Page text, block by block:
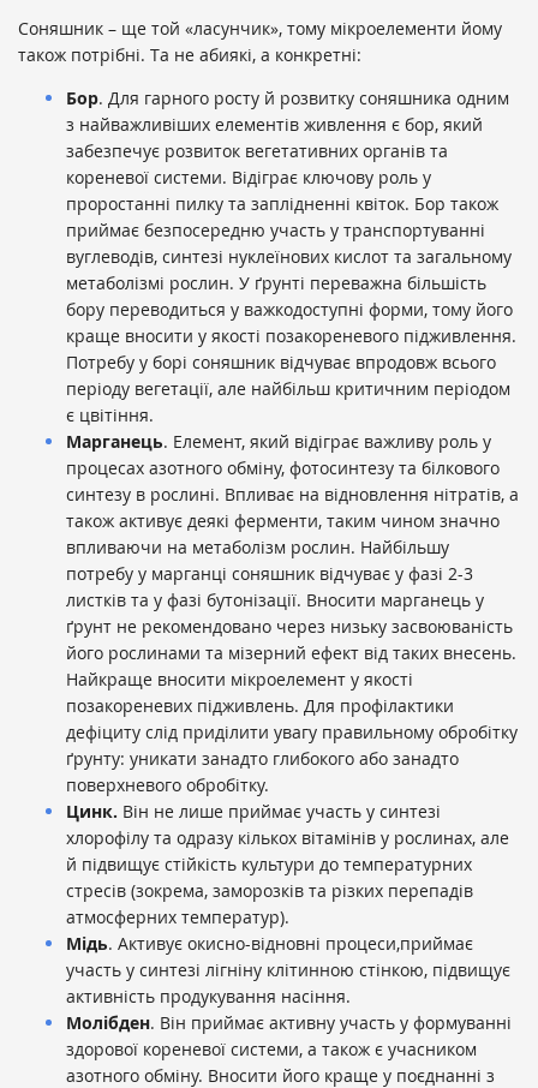
Соняшник – ще той «ласунчик», тому мікроелементи йому
також потрібні. Та не абиякі, а конкретні:
Бор. Для гарного росту й розвитку соняшника одним
з найважливіших елементів живлення є бор, який
забезпечує розвиток вегетативних органів та
кореневої системи. Відіграє ключову роль у
проростанні пилку та заплідненні квіток. Бор також
приймає безпосередню участь у транспортуванні
вуглеводів, синтезі нуклеїнових кислот та загальному
метаболізмі рослин. У ґрунті переважна більшість
бору переводиться у важкодоступні форми, тому його
краще вносити у якості позакореневого підживлення.
Потребу у борі соняшник відчуває впродовж всього
періоду вегетації, але найбільш критичним періодом
є цвітіння.
Марганець. Елемент, який відіграє важливу роль у
процесах азотного обміну, фотосинтезу та білкового
синтезу в рослині. Впливає на відновлення нітратів, а
також активує деякі ферменти, таким чином значно
впливаючи на метаболізм рослин. Найбільшу
потребу у марганці соняшник відчуває у фазі 2-3
листків та у фазі бутонізації. Вносити марганець у
ґрунт не рекомендовано через низьку засвоюваність
його рослинами та мізерний ефект від таких внесень.
Найкраще вносити мікроелемент у якості
позакореневих підживлень. Для профілактики
дефіциту слід приділити увагу правильному обробітку
ґрунту: уникати занадто глибокого або занадто
поверхневого обробітку.
Цинк. Він не лише приймає участь у синтезі
хлорофілу та одразу кількох вітамінів у рослинах, але
й підвищує стійкість культури до температурних
стресів (зокрема, заморозків та різких перепадів
атмосферних температур).
Мідь. Активує окисно-відновні процеси,приймає
участь у синтезі лігніну клітинною стінкою, підвищує
активність продукування насіння.
Молібден. Він приймає активну участь у формуванні
здорової кореневої системи, а також є учасником
азотного обміну. Вносити його краще у поєднанні з